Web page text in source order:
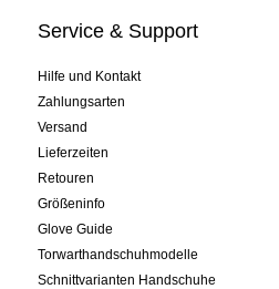
Service & Support
Hilfe und Kontakt
Zahlungsarten
Versand
Lieferzeiten
Retouren
Größeninfo
Glove Guide
Torwarthandschuhmodelle
Schnittvarianten Handschuhe